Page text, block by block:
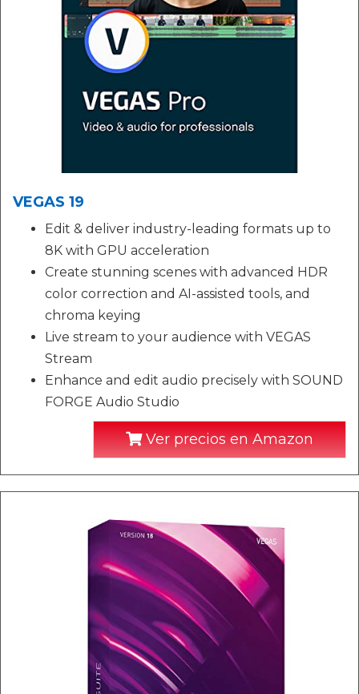
VEGAS 19
Edit & deliver industry-leading formats up to
8K with GPU acceleration
Create stunning scenes with advanced HDR
color correction and AI-assisted tools, and
chroma keying
Live stream to your audience with VEGAS
Stream
Enhance and edit audio precisely with SOUND
FORGE Audio Studio
Ver precios en Amazon